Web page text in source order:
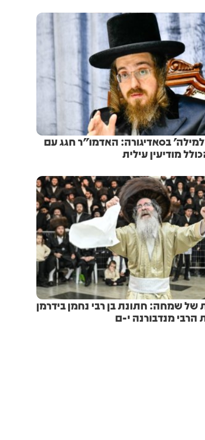
בסאדיגורה: האדמו"ר חגג עם
מודיעין עילית
של שמחה: חתונת בן רבי נחמן בידרמן
הרבי מנדבורנה י-ם